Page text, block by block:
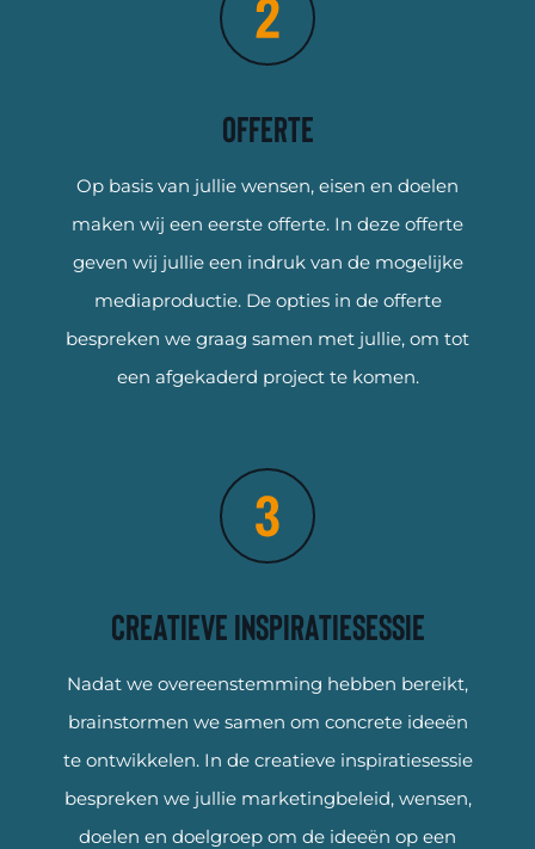
Offerte
Op basis van jullie wensen, eisen en doelen
maken wij een eerste offerte. In deze offerte
geven wij jullie een indruk van de mogelijke
mediaproductie. De opties in de offerte
bespreken we graag samen met jullie, om tot
een afgekaderd project te komen.
Creatieve inspiratiesessie
Nadat we overeenstemming hebben bereikt,
brainstormen we samen om concrete ideeën
te ontwikkelen. In de creatieve inspiratiesessie
bespreken we jullie marketingbeleid, wensen,
doelen en doelgroep om de ideeën op een